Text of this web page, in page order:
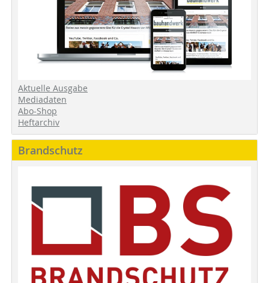
Aktuelle Ausgabe
Mediadaten
Abo-Shop
Heftarchiv
Brandschutz